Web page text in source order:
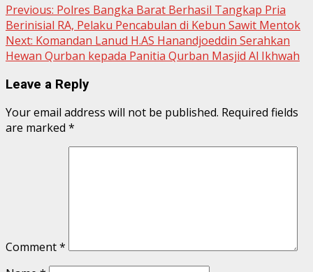
Continue
Reading
Previous: Polres Bangka Barat Berhasil Tangkap Pria
Berinisial RA, Pelaku Pencabulan di Kebun Sawit Mentok
Next: Komandan Lanud H.AS Hanandjoeddin Serahkan
Hewan Qurban kepada Panitia Qurban Masjid Al Ikhwah
Leave a Reply
Your email address will not be published. Required fields
are marked *
Comment*